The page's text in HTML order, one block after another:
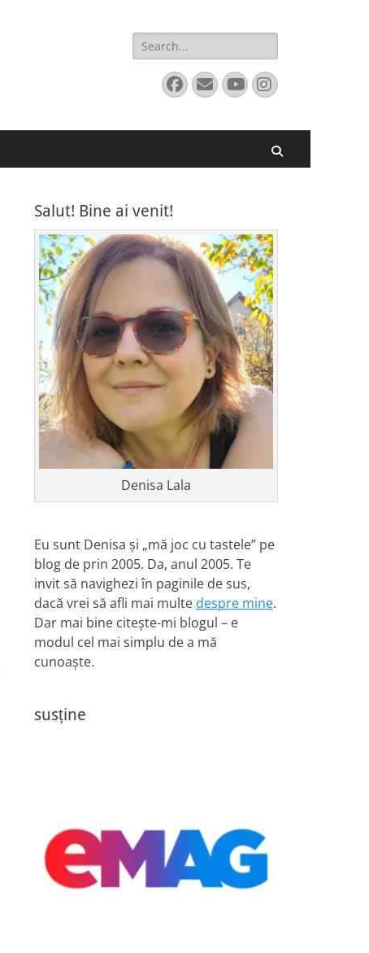
Search
for:
Facebook
EmailYouTube
Instagram
Salut! Bine ai venit!
Denisa Lala
Eu sunt Denisa și „mă joc cu tastele” pe
blog de prin 2005. Da, anul 2005. Te
invit să navighezi în paginile de sus,
dacă vrei să afli mai multe despre mine.
Dar mai bine citește-mi blogul – e
modul cel mai simplu de a mă
cunoaște.
susține